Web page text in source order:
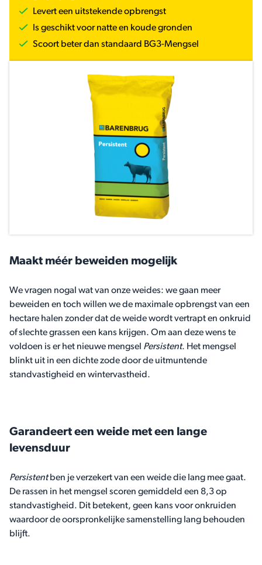
Levert een uitstekende opbrengst
Is geschikt voor natte en koude gronden
Scoort beter dan standaard BG3-Mengsel
Maakt méér beweiden mogelijk
We vragen nogal wat van onze weides: we gaan meer
beweiden en toch willen we de maximale opbrengst van een
hectare halen zonder dat de weide wordt vertrapt en onkruid
of slechte grassen een kans krijgen. Om aan deze wens te
voldoen is er het nieuwe mengsel Persistent. Het mengsel
blinkt uit in een dichte zode door de uitmuntende
standvastigheid en wintervastheid.
Garandeert een weide met een lange
levensduur
Persistentben je verzekert van een weide die lang mee gaat.
De rassen in het mengsel scoren gemiddeld een 8,3 op
standvastigheid. Dit betekent, geen kans voor onkruiden
waardoor de oorspronkelijke samenstelling lang behouden
blijft.